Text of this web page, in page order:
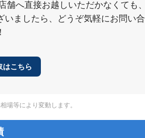
へ直接お越しいただかなくても、
ましたら、どうぞ気軽にお問い合
はこちら
場等により変動します。